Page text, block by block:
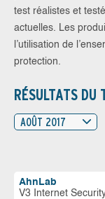
test réalistes et
actuelles. Les
l’utilisation de
protection.
RÉSULTATS DU
AOÛT 2017
AhnLab
V3 Internet